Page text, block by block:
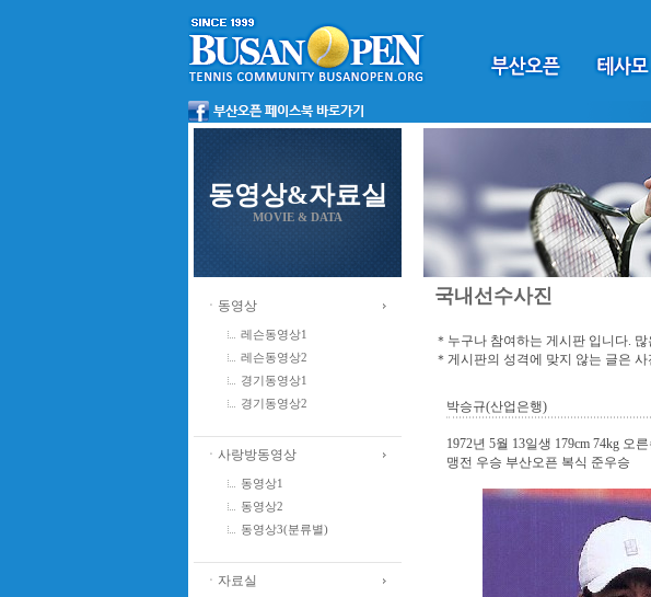
동영상&자료실
MOVIE & DATA
ㆍ동영상
레슨동영상1
레슨동영상2
경기동영상1
경기동영상2
ㆍ사랑방동영상
동영상1
동영상2
동영상3(분류별)
ㆍ자료실
국내선수사진
＊누구나 참여하는 게시판 입니다.
＊게시판의 성격에 맞지 않는 글은
박승규(산업은행)
1972년 5월 13일생 179cm 74kg
맹전 우승 부산오픈 복식 준우승